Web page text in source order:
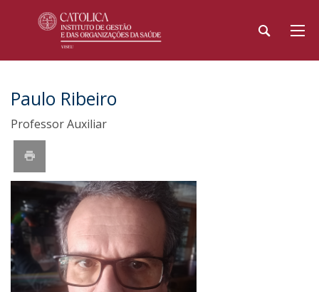
Paulo Ribeiro
Professor Auxiliar